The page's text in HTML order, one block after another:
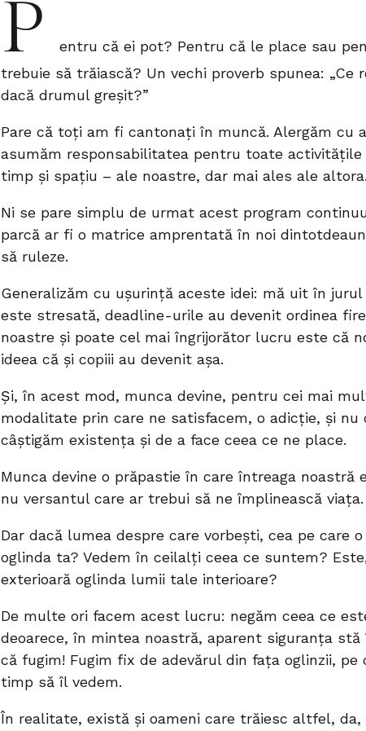
P
entru că ei pot? Pentru că le place sau
trebuie să trăiască? Un vechi proverb spunea: „Ce
dacă drumul greșit?”
Pare că toți am fi cantonați în muncă. Alergăm cu
asumăm responsabilitatea pentru toate
timp și spațiu – ale noastre, dar mai ales ale altora.
Ni se pare simplu de urmat acest program
parcă ar fi o matrice amprentată în noi
să ruleze.
Generalizăm cu ușurință aceste idei: mă uit în
este stresată, deadline-urile au devenit ordinea
noastre și poate cel mai îngrijorător lucru este că
ideea că și copiii au devenit așa.
Și, în acest mod, munca devine, pentru cei mai
modalitate prin care ne satisfacem, o adicție, și nu
câștigăm existența și de a face ceea ce ne place.
Munca devine o prăpastie în care întreaga noastră
nu versantul care ar trebui să ne împlinească viața.
Dar dacă lumea despre care vorbești, cea pe care
oglinda ta? Vedem în ceilalți ceea ce suntem?
exterioară oglinda lumii tale interioare?
De multe ori facem acest lucru: negăm ceea ce
deoarece, în mintea noastră, aparent siguranța
că fugim! Fugim fix de adevărul din fața oglinzii, pe
timp să îl vedem.
În realitate, există și oameni care trăiesc altfel, da,